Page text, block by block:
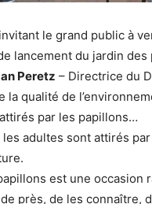
le grand public à
lancement du jardin des
Peretz – Directrice du
la qualité de
par les papillons…
les adultes sont attirés
est une occasion
près, de les connaître,